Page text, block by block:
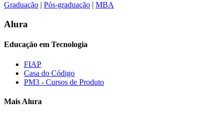
Graduação Pós-graduação MBA
Alura
Educação em Tecnologia
FIAP
Casa do Código
PM3 - Cursos de Produto
Mais Alura